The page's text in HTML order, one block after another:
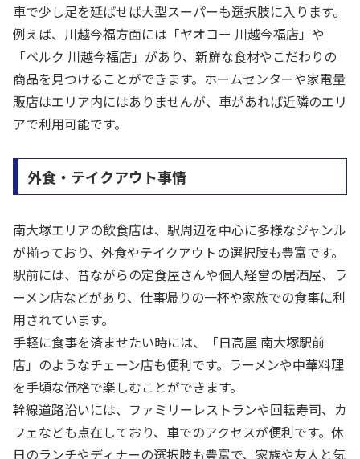
車で少し足を延ばせば大型スーパーも選択肢に入ります。
例えば、川越今福方面には「ヤオコー 川越今福店」や
「ベルク 川越今福店」があり、新鮮な食材やこだわりの
商品を見つけることができます。ホームセンターや家電量
販店はエリア内にはありませんが、車があれば近隣のエリ
アで利用可能です。
外食・テイクアウト事情
南大塚エリアの飲食店は、駅周辺を中心に多様なジャンル
が揃っており、外食やテイクアウトの選択肢も豊富です。
駅前には、昔ながらの定食屋さんや個人経営の居酒屋、ラ
ーメン店などがあり、仕事帰りの一杯や家族での食事に利
用されています。
手軽に食事を済ませたい時には、「日高屋 南大塚駅前
店」のようなチェーン店も便利です。ラーメンや中華料理
を手頃な価格で楽しむことができます。
幹線道路沿いには、ファミリーレストランや回転寿司、カ
フェなども点在しており、車でのアクセスが便利です。休
日のランチやディナーの選択肢も豊富で、家族や友人と気